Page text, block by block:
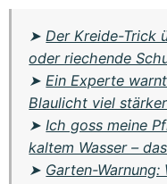
➤ Der Kreide-Trick
oder riechende
➤ Ein Experte
Blaulicht viel
➤ Ich goss meine
kaltem Wasser –
➤ Garten-Warnung: